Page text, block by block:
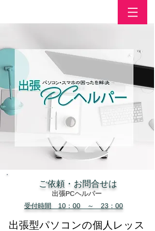
​ご依頼・お問合せは
出張PCヘルパー
受付時間 10：00 ～ 23：00
出張型パソコンの個人レッス